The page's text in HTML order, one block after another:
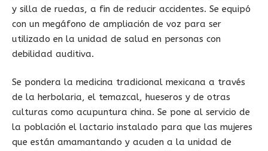
y silla de ruedas, a fin de reducir accidentes. Se equipó
con un megáfono de ampliación de voz para ser
utilizado en la unidad de salud en personas con
debilidad auditiva.
Se pondera la medicina tradicional mexicana a través
de la herbolaria, el temazcal, hueseros y de otras
culturas como acupuntura china. Se pone al servicio de
la población el lactario instalado para que las mujeres
que están amamantando y acuden a la unidad de